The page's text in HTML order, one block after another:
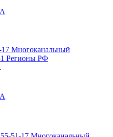
17 Многоканальный
Регионы РФ